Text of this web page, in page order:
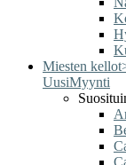
Miesten kellot
UusiMyynti